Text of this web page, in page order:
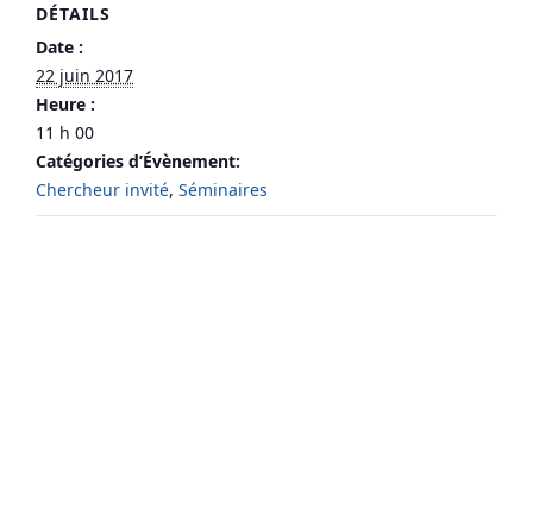
DÉTAILS
Date :
22 juin 2017
Heure :
11 h 00
Catégories d’Évènement:
Chercheur invité, Séminaires